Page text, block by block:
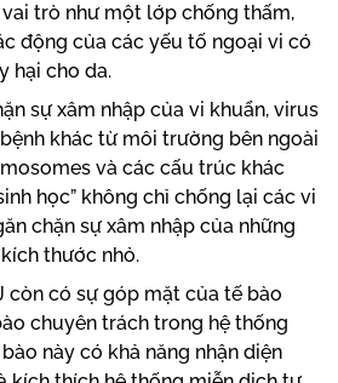
trò như một lớp chống thấm,
động của các yếu tố ngoại vi có
hại cho da.
sự xâm nhập của vi khuẩn, virus
khác từ môi trường bên ngoài
và các cấu trúc khác
học” không chỉ chống lại các vi
chặn sự xâm nhập của những
thước nhỏ.
còn có sự góp mặt của tế bào
chuyên trách trong hệ thống
này có khả năng nhận diện